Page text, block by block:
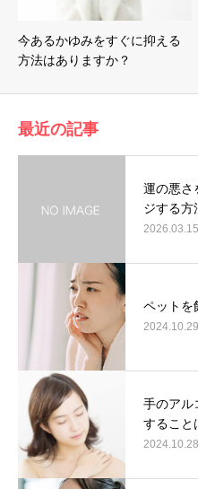
今あるかゆみをすぐに抑える
方法はありますか？
最近の記事
運の悪さ
ジする方
2026.03.15
ペットを
2024.10.29
手のアル
すること
2024.10.28